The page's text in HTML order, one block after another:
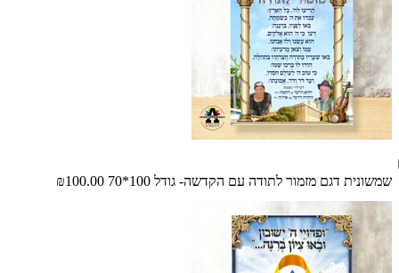
שמשונית דגם מזמור לתודה עם הקדשה- גודל 100*70 ₪100.00